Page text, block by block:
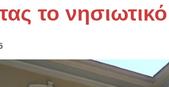
το νησιωτικό